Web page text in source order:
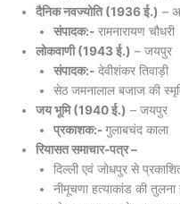
दैनिक नवज्योति (1936 ई.) –
संपादक:- रामनारायण चौधरी
लोकवाणी (1943 ई.) – जयपुर
संपादक:- देवीशंकर तिवाड़ी
सेठ जमनालाल बजाज की
जय भूमि (1940 ई.) – जयपुर
प्रकाशक:-गुलाबचंद काला
रियासत समाचार-पत्र –
दिल्ली एवं जोधपुर से
नीमूचणा हत्याकांड की तुलना